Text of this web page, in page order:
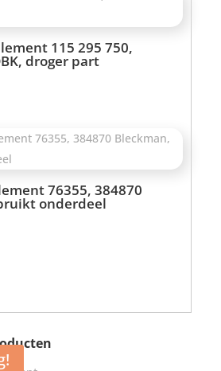
115 295 750,
droger part
76355, 384870
onderdeel